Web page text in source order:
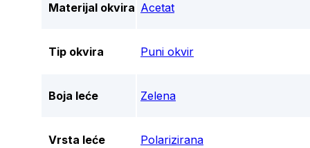
Materijal okvira Acetat
Tip okvira Puni okvir
Boja leće Zelena
Vrsta leće Polarizirana